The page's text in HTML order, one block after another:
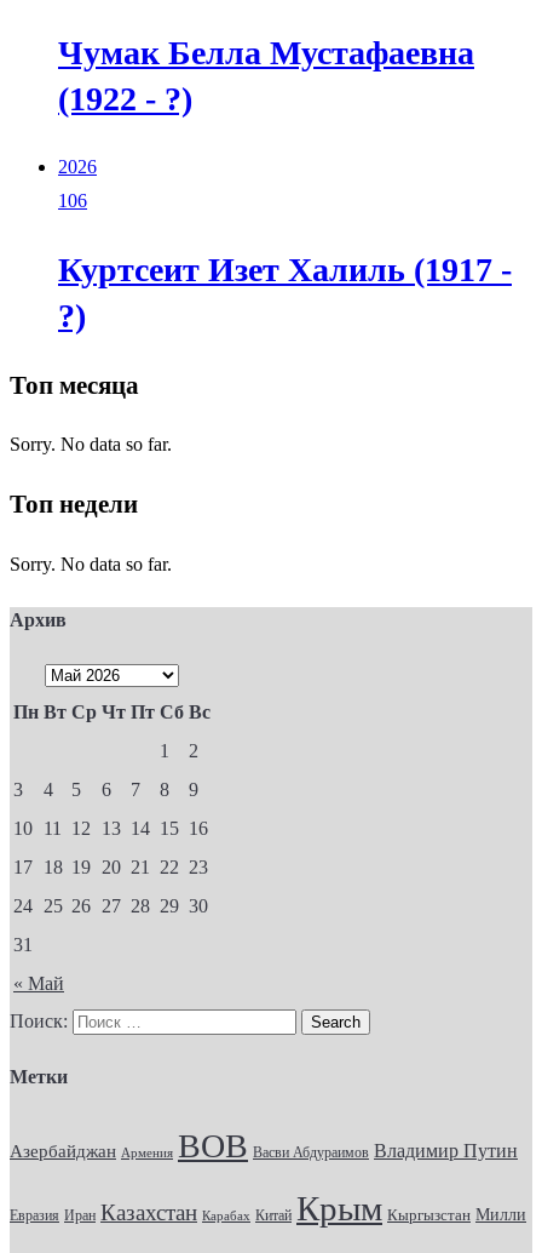
Чумак Белла Мустафаевна
(1922 - ?)
2026
106
Куртсеит Изет Халиль (1917 -
?)
Топ месяца
Sorry. No data so far.
Топ недели
Sorry. No data so far.
Архив
Пн Вт Ср Чт Пт Сб Вс
« Май
1
2
3
4 5 6 7 8
9
10 11 12 13 14 15 16
17 18 19 20 21 22 23
24 25 26 27 28 29 30
31
Поиск:
Метки
Азербайджан Армения ВОВ Васви Абдураимов Владимир Путин
Евразия Иран Казахстан Карабах Китай Крым Кыргызстан Милли